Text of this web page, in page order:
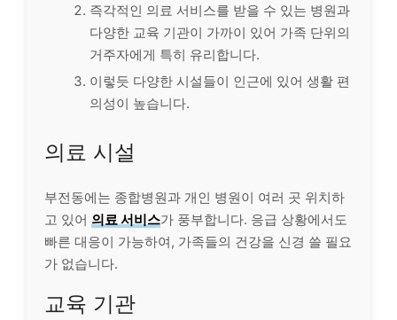
즉각적인 의료 서비스를 받을 수 있는 병원과
다양한 교육 기관이 가까이 있어 가족 단위의
거주자에게 특히 유리합니다.
이렇듯 다양한 시설들이 인근에 있어 생활 편
의성이 높습니다.
의료 시설
부전동에는 종합병원과 개인 병원이 여러 곳 위치하
고 있어 의료 서비스가 풍부합니다. 응급 상황에서도
빠른 대응이 가능하여, 가족들의 건강을 신경 쓸 필요
가 없습니다.
교육 기관